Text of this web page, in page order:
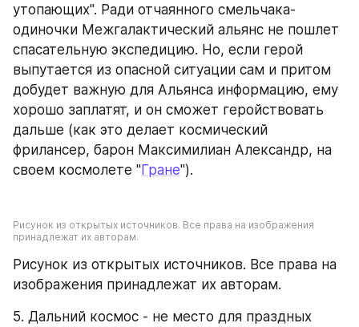
утопающих". Ради отчаянного смельчака-
одиночки Межгалактический альянс не пошлет
спасательную экспедицию. Но, если герой
выпутается из опасной ситуации сам и притом
добудет важную для Альянса информацию, ему
хорошо заплатят, и он сможет геройствовать
дальше (как это делает космический
фрилансер, барон Максимилиан Александр, на
своем космолете "Гране").
Рисунок из открытых источников. Все права на изображения
принадлежат их авторам.
Рисунок из открытых источников. Все права на
изображения принадлежат их авторам.
5. Дальний космос - не место для праздных